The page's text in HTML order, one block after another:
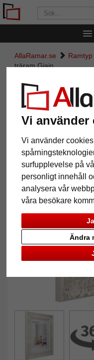
Vi använder
Vi använder
surfupplevelse på
personligt innehåll
analysera vår
våra besökare
Ändra
AllaRamar.se Ramtyp
träram Gjain
Exklusiv